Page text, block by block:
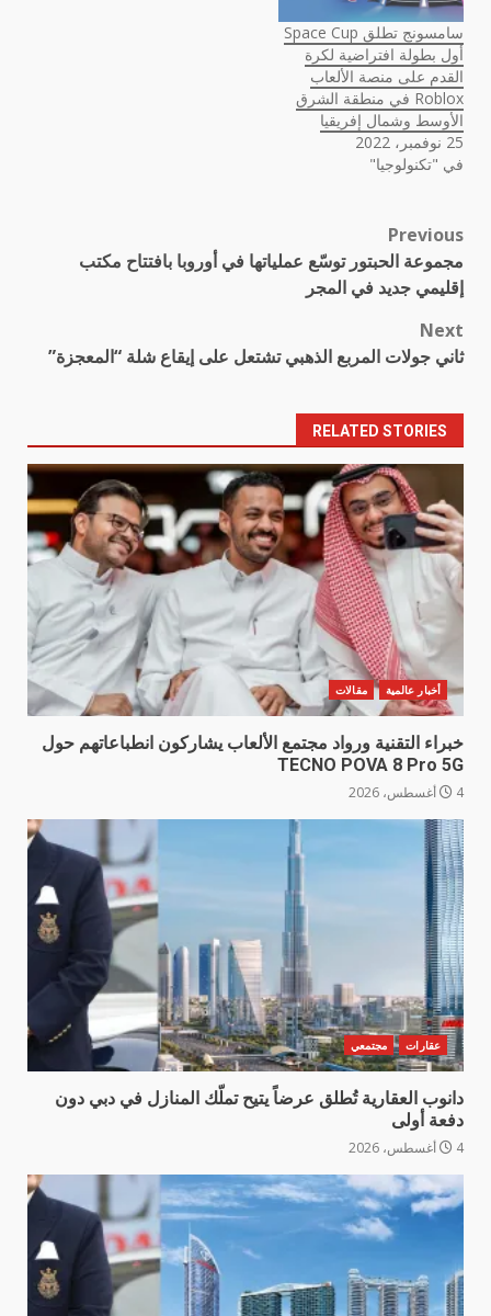
سامسونج تطلق Space Cup
أول بطولة افتراضية لكرة
القدم على منصة الألعاب
Roblox في منطقة الشرق
الأوسط وشمال إفريقيا
25 نوفمبر، 2022
في "تكنولوجيا"
Post
navigation
Previous
مجموعة الحبتور توسّع عملياتها في أوروبا بافتتاح مكتب
إقليمي جديد في المجر
Next
ثاني جولات المربع الذهبي تشتعل على إيقاع شلة “المعجزة”
RELATED STORIES
أخبار عالمية مقالات
خبراء التقنية ورواد مجتمع الألعاب يشاركون انطباعاتهم حول
TECNO POVA 8 Pro 5G
4 أغسطس، 2026
عقارات مجتمعي
دانوب العقارية تُطلق عرضاً يتيح تملّك المنازل في دبي دون
دفعة أولى
4 أغسطس، 2026